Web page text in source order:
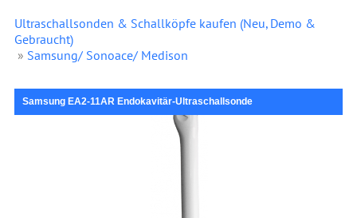
Ultraschallsonden & Schallköpfe kaufen (Neu, Demo &
Gebraucht)
» Samsung/ Sonoace/ Medison
Samsung EA2-11AR Endokavitär-Ultraschallsonde